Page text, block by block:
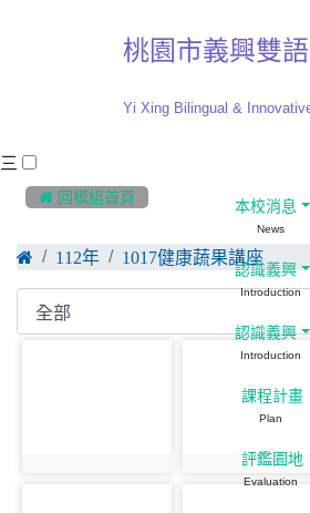
:::
 回模組首頁
112年 1017健康蔬果講座
桃園市義興雙
Yi Xing Bilingual &
三
本校消息
News
認識義興
Introduction
認識義興
Introduction
課程計畫
Plan
評鑑園地
Evaluation